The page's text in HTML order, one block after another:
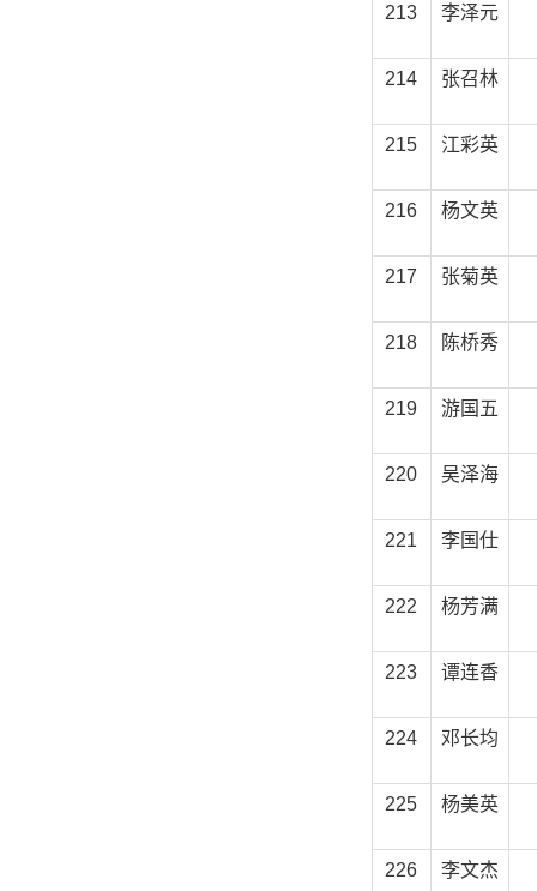
213 李泽元
214 张召林
215 江彩英
216 杨文英
217 张菊英
218 陈桥秀
219 游国五
220 吴泽海
221 李国仕
222 杨芳满
223 谭连香
224 邓长均
225 杨美英
226 李文杰